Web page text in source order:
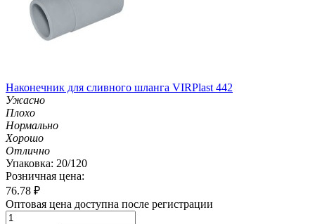
Наконечник для сливного шланга VIRPlast 442
Ужасно
Плохо
Нормально
Хорошо
Отлично
Упаковка: 20/120
Розничная цена:
76.78 ₽
Оптовая цена доступна после регистрации